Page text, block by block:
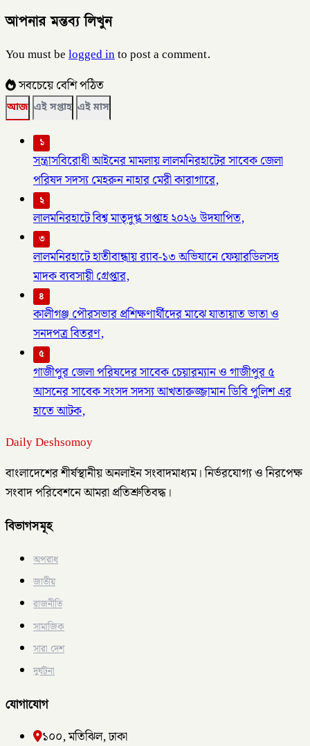
আপনার মন্তব্য লিখুন
You must belogged into post a comment.
সবচেয়ে বেশি পঠিত
আজ এই সপ্তাহ এই মাস
১
সন্ত্রাসবিরোধী আইনের মামলায় লালমনিরহাটের সাবেক জেলা
পরিষদ সদস্য মেহরুন নাহার মেরী কারাগারে,
২
লালমনিরহাটে বিশ্ব মাতৃদুগ্ধ সপ্তাহ ২০২৬ উদযাপিত,
৩
লালমনিরহাটে হাতীবান্ধায় র‌্যাব-১৩ অভিযানে ফেয়ারডিলসহ
মাদক ব্যবসায়ী গ্রেপ্তার,
৪
কালীগঞ্জ পৌরসভার প্রশিক্ষণার্থীদের মাঝে যাতায়াত ভাতা ও
সনদপত্র বিতরণ,
৫
গাজীপুর জেলা পরিষদের সাবেক চেয়ারম্যান ও গাজীপুর ৫
আসনের সাবেক সংসদ সদস্য আখতারুজ্জামান ডিবি পুলিশ এর
হাতে আটক,
Daily Deshsomoy
বাংলাদেশের শীর্ষস্থানীয় অনলাইন সংবাদমাধ্যম। নির্ভরযোগ্য ও নিরপেক্ষ
সংবাদ পরিবেশনে আমরা প্রতিশ্রুতিবদ্ধ।
বিভাগসমূহ
অপরাধ
জাতীয়
রাজনীতি
সামাজিক
সারা দেশ
দুর্ঘটনা
যোগাযোগ
১০০, মতিঝিল, ঢাকা